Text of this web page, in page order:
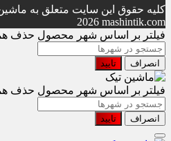
کلیه حقوق این سایت متعلق به
2026 mashintik.com
فیلتر بر اساس شهر محصول حذف
انصراف تایید
فیلتر بر اساس شهر محصول حذف
انصراف تایید